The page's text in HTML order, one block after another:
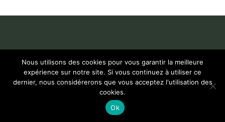
Copyright © 2016–2026 - Fait par Flavie Arnou. Tous droits
Mentions légales
Nous utilisons des cookies pour vous garantir la meilleure
expérience sur notre site. Si vous continuez à utiliser ce
dernier, nous considérerons que vous acceptez l'utilisation des
cookies.
Ok